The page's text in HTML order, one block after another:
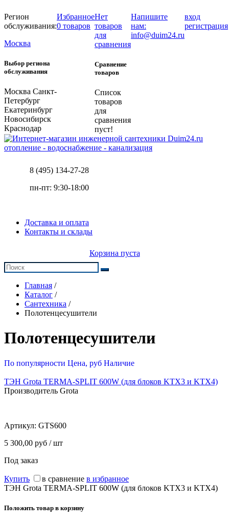
Регион
обслуживания:
Москва
Выбор региона
обслуживания
Москва Санкт-
Петербург
Екатеринбург
Новосибирск
Краснодар
Избранное
0 товаров
Нет
товаров
для
сравнения
Сравнение
товаров
Список
товаров
для
сравнения
пуст!
Напишите
нам:
info@duim24.ru
вход
регистрация
отопление - водоснабжение - канализация
8 (495) 134-27-28
пн-пт: 9:30-18:00
Доставка и оплата
Контакты и склады
Корзина пуста
Главная /
Каталог /
Сантехника /
Полотенцесушители
Полотенцесушители
По популярности Цена, руб Наличие
ТЭН Grota TERMA-SPLIT 600W (для блоков KTX3 и KTX4)
Производитель Grota
Артикул: GTS600
5 300,00 руб / шт
Под заказ
Купить в сравнение в избранное
ТЭН Grota TERMA-SPLIT 600W (для блоков KTX3 и KTX4)
Положить товар в корзину